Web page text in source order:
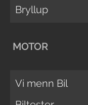
Bryllup
MOTOR
Vi menn Bil